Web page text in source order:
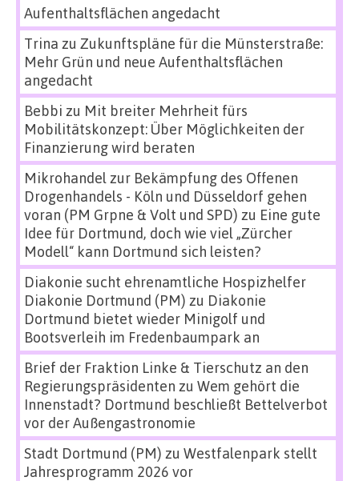
Aufenthaltsflächen angedacht
Trina zu Zukunftspläne für die Münsterstraße:
Mehr Grün und neue Aufenthaltsflächen
angedacht
Bebbi zu Mit breiter Mehrheit fürs
Mobilitätskonzept: Über Möglichkeiten der
Finanzierung wird beraten
Mikrohandel zur Bekämpfung des Offenen
Drogenhandels - Köln und Düsseldorf gehen
voran (PM Grpne & Volt und SPD) zu Eine gute
Idee für Dortmund, doch wie viel „Zürcher
Modell“ kann Dortmund sich leisten?
Diakonie sucht ehrenamtliche Hospizhelfer
Diakonie Dortmund (PM) zu Diakonie
Dortmund bietet wieder Minigolf und
Bootsverleih im Fredenbaumpark an
Brief der Fraktion Linke & Tierschutz an den
Regierungspräsidenten zu Wem gehört die
Innenstadt? Dortmund beschließt Bettelverbot
vor der Außengastronomie
Stadt Dortmund (PM) zu Westfalenpark stellt
Jahresprogramm 2026 vor